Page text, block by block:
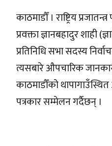
काठमाडौँ । राष्ट्रिय
प्रवक्ता ज्ञानबहादुर शाही
प्रतिनिधि सभा सदस्य
त्यसबारे औपचारिक
काठमाडौँको थापागाउँस्थित
पत्रकार सम्मेलन गर्दैछन् ।